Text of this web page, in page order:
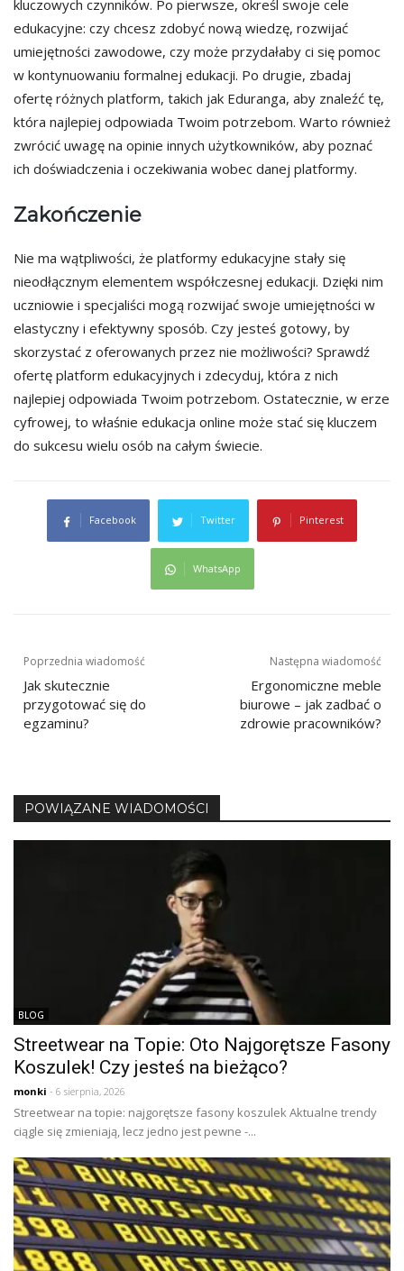
kluczowych czynników. Po pierwsze, określ swoje cele
edukacyjne: czy chcesz zdobyć nową wiedzę, rozwijać
umiejętności zawodowe, czy może przydałaby ci się pomoc
w kontynuowaniu formalnej edukacji. Po drugie, zbadaj
ofertę różnych platform, takich jak Eduranga, aby znaleźć tę,
która najlepiej odpowiada Twoim potrzebom. Warto również
zwrócić uwagę na opinie innych użytkowników, aby poznać
ich doświadczenia i oczekiwania wobec danej platformy.
Zakończenie
Nie ma wątpliwości, że platformy edukacyjne stały się
nieodłącznym elementem współczesnej edukacji. Dzięki nim
uczniowie i specjaliści mogą rozwijać swoje umiejętności w
elastyczny i efektywny sposób. Czy jesteś gotowy, by
skorzystać z oferowanych przez nie możliwości? Sprawdź
ofertę platform edukacyjnych i zdecyduj, która z nich
najlepiej odpowiada Twoim potrzebom. Ostatecznie, w erze
cyfrowej, to właśnie edukacja online może stać się kluczem
do sukcesu wielu osób na całym świecie.
Facebook Twitter Pinterest
WhatsApp
Nawigacja
wpisu
Poprzednia wiadomość
Jak skutecznie
przygotować się do
egzaminu?
Następna wiadomość
Ergonomiczne meble
biurowe – jak zadbać o
zdrowie pracowników?
POWIĄZANE WIADOMOŚCI
BLOG
Streetwear na Topie: Oto Najgorętsze Fasony
Koszulek! Czy jesteś na bieżąco?
monki - 6 sierpnia, 2026
Streetwear na topie: najgorętsze fasony koszulek Aktualne trendy
ciągle się zmieniają, lecz jedno jest pewne -...